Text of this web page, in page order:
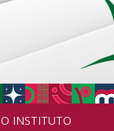
O INSTITUTO